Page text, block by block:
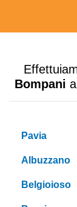
Bompani
Pavia
Albuzzano
Belgioioso